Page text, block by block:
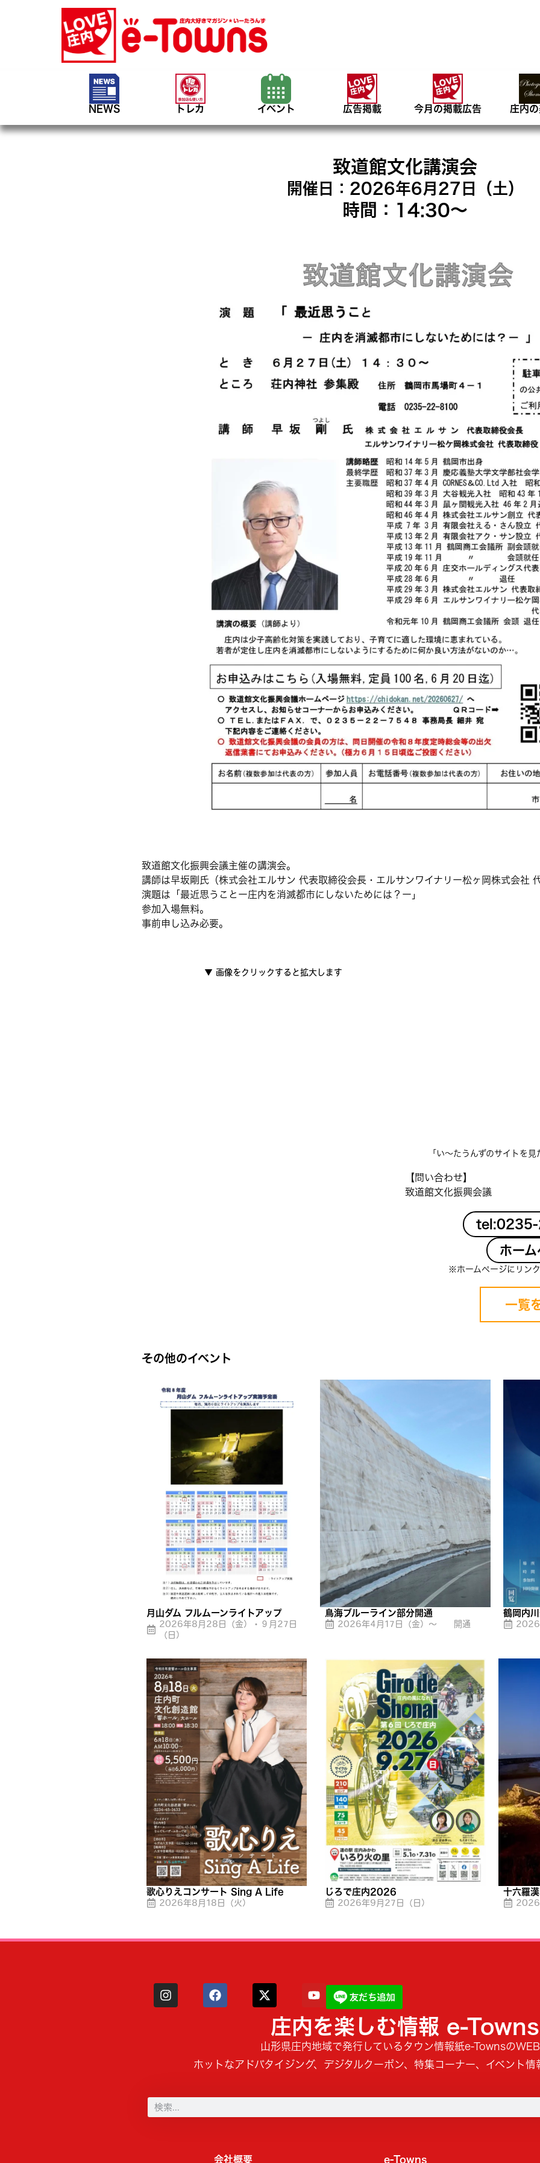
NEWS トレカ イベント 広告掲載 今月の掲載広告 庄内
致道館文化講演会
開催日：2026年6月27日（土）
時間：14:30〜
致道館文化振興会議主催の講演会。
講師は早坂剛氏（株式会社エルサン 代表取締役会長・エルサンワイナリー松ヶ岡株式会社
演題は「最近思うことー庄内を消滅都市にしないためには？ー」
参加入場無料。
事前申し込み必要。
▼ 画像をクリックすると拡大します
「い〜たうんずのサイトを
【問い合わせ】
致道館文化振興会議
ホー
※ホームページにリン
一覧
その他のイベント
月山ダム フルムーンライトアップ
2026年8月28日（金）・９月27日
（日）
鳥海ブルーライン部分開通
2026年4月17日（金）〜 開通
鶴岡内
2026
歌心りえコンサート Sing A Life
2026年8月18日（火）
じろで庄内2026
2026年9月27日（日）
十六羅
2026
庄内を楽しむ情報 e-Towns
山形県庄内地域で発行しているタウン情報紙e-Townsの
ホットなアドバタイジング、デジタルクーポン、特集コーナー、イベント情
会社概要 e-Towns